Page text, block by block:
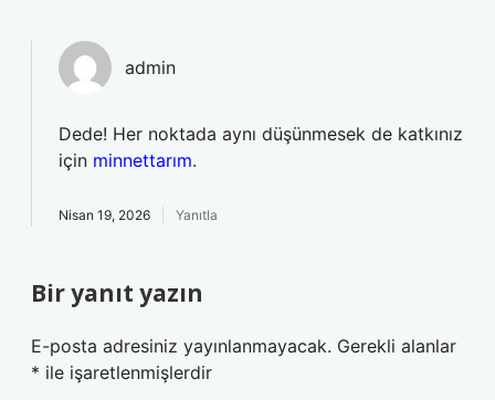
admin
Dede! Her noktada aynı düşünmesek de katkınız
için minnettarım.
Nisan 19, 2026 Yanıtla
Bir yanıt yazın
E-posta adresiniz yayınlanmayacak. Gerekli alanlar
* ile işaretlenmişlerdir